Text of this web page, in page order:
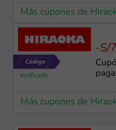
Más cupones de
-S/
Más cupones de